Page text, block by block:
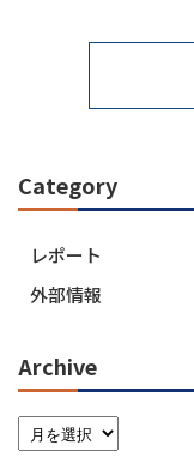
Category
レポート
外部情報
Archive